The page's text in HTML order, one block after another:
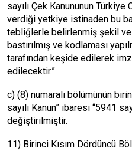
sayılı Çek Kanununun
verdiği yetkiye istinaden bu
tebliğlerle belirlenmiş şekil
bastırılmış ve kodlaması
tarafından keşide edilerek
edilecektir.”
c) (8) numaralı bölümünün
sayılı Kanun” ibaresi “5941
değiştirilmiştir.
11) Birinci Kısım Dördüncü